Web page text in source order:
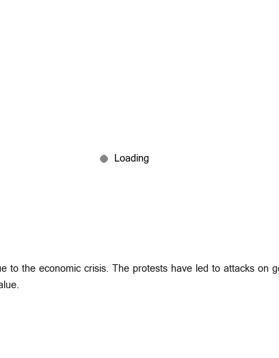
to the economic crisis. The protests have led to attacks on